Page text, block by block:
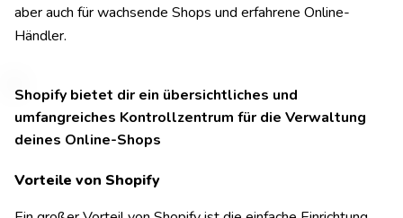
aber auch für wachsende Shops und erfahrene Online-
Händler.
Shopify bietet dir ein übersichtliches und
umfangreiches Kontrollzentrum für die Verwaltung
deines Online-Shops
Vorteile von Shopify